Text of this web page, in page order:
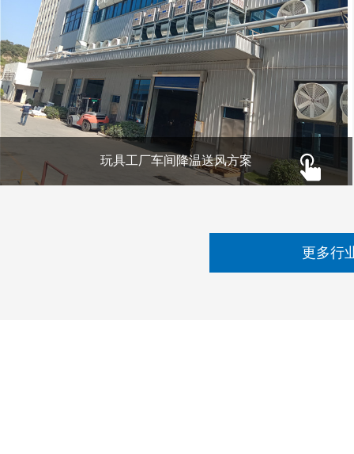
玩具工厂车间降温送风方案
更多行